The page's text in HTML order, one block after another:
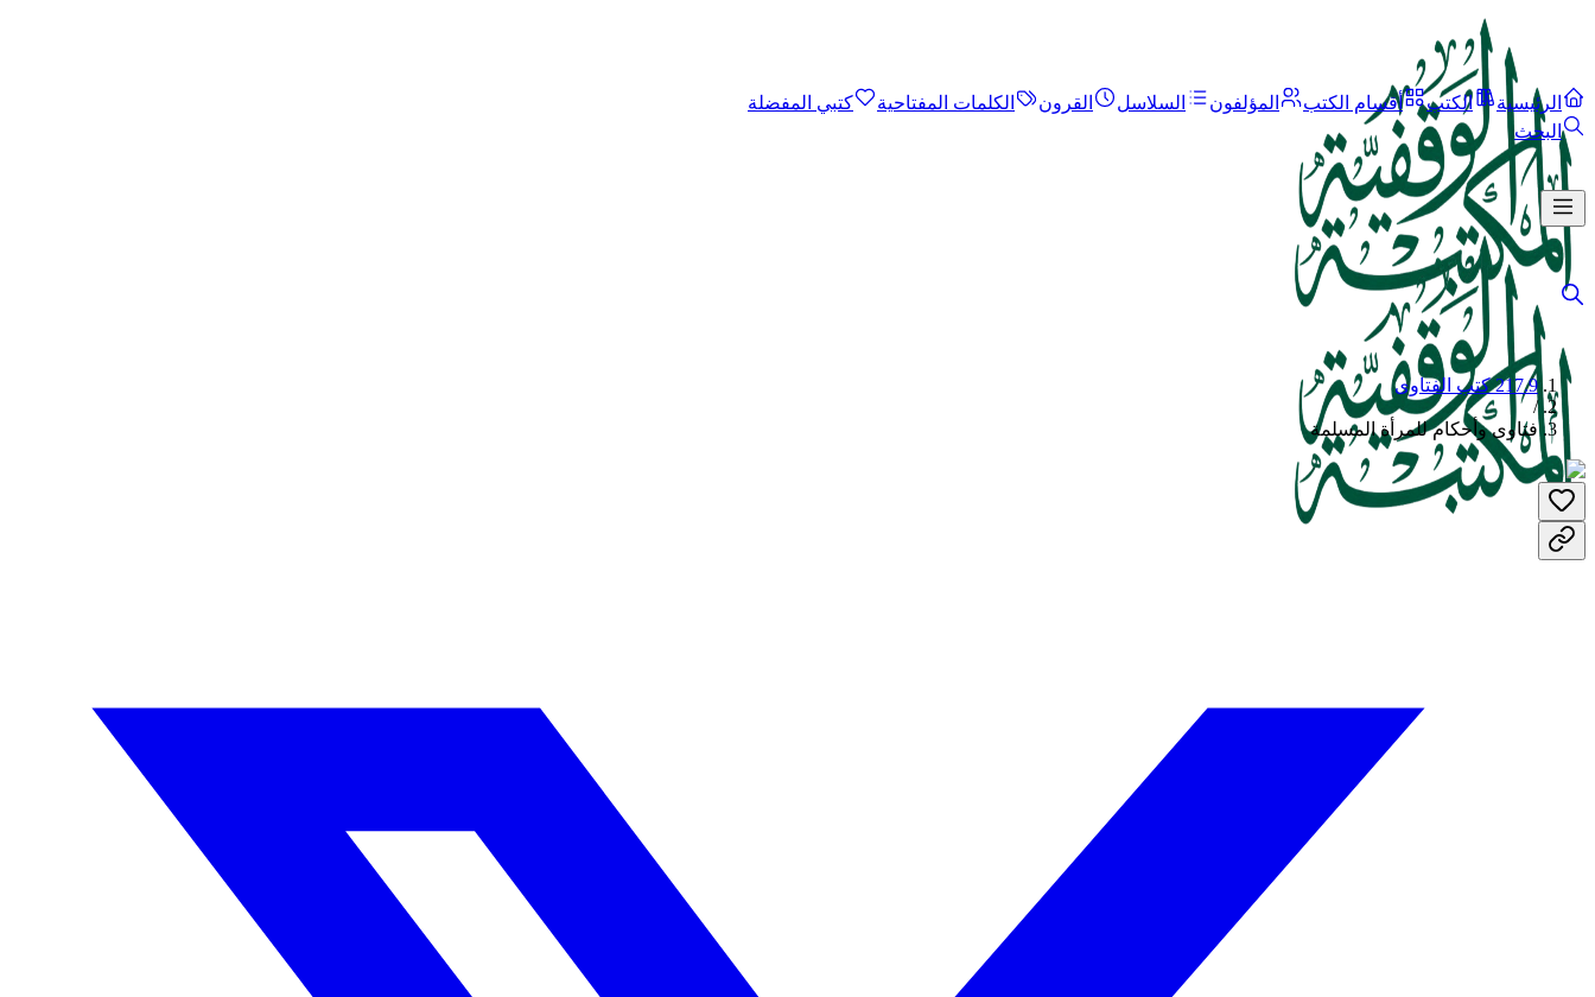
الرئيسية الكتب أقسام الكتب المؤلفون السلاسل القرون الكلمات المفتاحية
كتبي المفضلة
البحث
217.9 كتب الفتاوى
/
فتاوى وأحكام للمرأة المسلمة